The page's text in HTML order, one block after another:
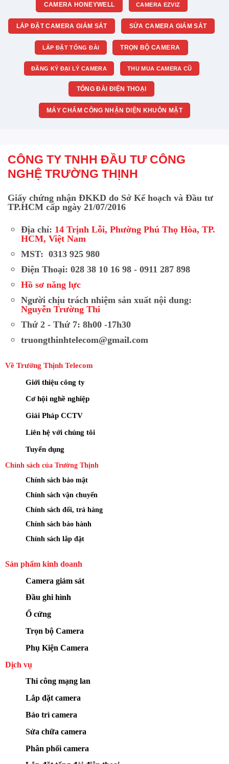
CAMERA HONEYWELL CAMERA EZVIZ
LẮP ĐẶT CAMERA GIÁM SÁT SỬA CAMERA GIÁM SÁT
LẮP ĐẶT TỔNG ĐÀI TRỌN BỘ CAMERA
ĐĂNG KÝ ĐẠI LÝ CAMERA THU MUA CAMERA CŨ
TỔNG ĐÀI ĐIỆN THOẠI
MÁY CHẤM CÔNG NHẬN DIỆN KHUÔN MẶT
CÔNG TY TNHH ĐẦU TƯ CÔNG
NGHỆ TRƯỜNG THỊNH
Giấy chứng nhận ĐKKD do Sở Kế hoạch và Đầu tư
TP.HCM cấp ngày 21/07/2016
Địa chỉ: 14 Trịnh Lỗi, Phường Phú Thọ Hòa, TP.
HCM, Việt Nam
MST: 0313 925 980
Điện Thoại: 028 38 10 16 98 - 0911 287 898
Hồ sơ năng lực
Người chịu trách nhiệm sản xuất nội dung:
Nguyễn Trường Thi
Thứ 2 - Thứ 7: 8h00 -17h30
truongthinhtelecom@gmail.com
Về Trường Thịnh Telecom
Giới thiệu công ty
Cơ hội nghề nghiệp
Giải Pháp CCTV
Liên hệ với chúng tôi
Tuyển dụng
Chính sách của Trường Thịnh
Chính sách bảo mật
Chính sách vận chuyển
Chính sách đổi, trả hàng
Chính sách bảo hành
Chính sách lắp đặt
Sản phẩm kinh doanh
Camera giám sát
Đầu ghi hình
Ổ cứng
Trọn bộ Camera
Phụ Kiện Camera
Dịch vụ
Thi công mạng lan
Lắp đặt camera
Bảo trì camera
Sửa chữa camera
Phân phối camera